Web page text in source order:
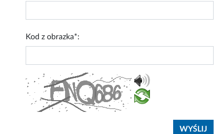
Kod z obrazka*: